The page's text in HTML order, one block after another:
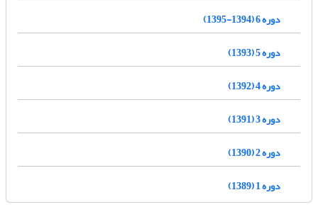
دوره 6 (1394-1395)
دوره 5 (1393)
دوره 4 (1392)
دوره 3 (1391)
دوره 2 (1390)
دوره 1 (1389)